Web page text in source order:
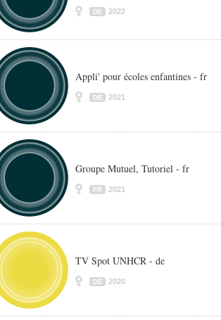
DE 2022
Appli' pour écoles enfantines - fr
DE 2021
Groupe Mutuel, Tutoriel - fr
FR 2021
TV Spot UNHCR - de
DE 2020